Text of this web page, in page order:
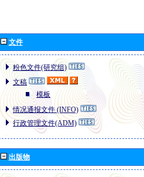
文件
粉色文件(研究组)
文稿
模板
情况通报文件 (INFO)
行政管理文件(ADM)
出版物